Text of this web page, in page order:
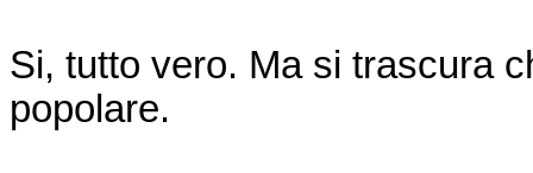
Si, tutto vero. Ma si trascura
popolare.